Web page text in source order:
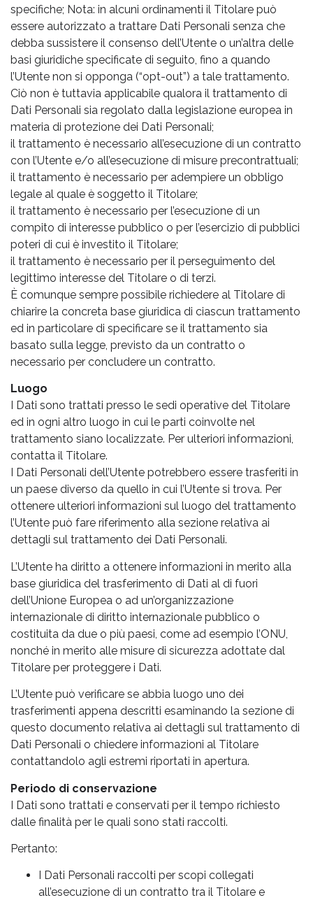
specifiche; Nota: in alcuni ordinamenti il Titolare può
essere autorizzato a trattare Dati Personali senza che
debba sussistere il consenso dell’Utente o un’altra delle
basi giuridiche specificate di seguito, fino a quando
l’Utente non si opponga (“opt-out”) a tale trattamento.
Ciò non è tuttavia applicabile qualora il trattamento di
Dati Personali sia regolato dalla legislazione europea in
materia di protezione dei Dati Personali;
il trattamento è necessario all’esecuzione di un contratto
con l’Utente e/o all’esecuzione di misure precontrattuali;
il trattamento è necessario per adempiere un obbligo
legale al quale è soggetto il Titolare;
il trattamento è necessario per l’esecuzione di un
compito di interesse pubblico o per l’esercizio di pubblici
poteri di cui è investito il Titolare;
il trattamento è necessario per il perseguimento del
legittimo interesse del Titolare o di terzi.
È comunque sempre possibile richiedere al Titolare di
chiarire la concreta base giuridica di ciascun trattamento
ed in particolare di specificare se il trattamento sia
basato sulla legge, previsto da un contratto o
necessario per concludere un contratto.
Luogo
I Dati sono trattati presso le sedi operative del Titolare
ed in ogni altro luogo in cui le parti coinvolte nel
trattamento siano localizzate. Per ulteriori informazioni,
contatta il Titolare.
I Dati Personali dell’Utente potrebbero essere trasferiti in
un paese diverso da quello in cui l’Utente si trova. Per
ottenere ulteriori informazioni sul luogo del trattamento
l’Utente può fare riferimento alla sezione relativa ai
dettagli sul trattamento dei Dati Personali.
L’Utente ha diritto a ottenere informazioni in merito alla
base giuridica del trasferimento di Dati al di fuori
dell’Unione Europea o ad un’organizzazione
internazionale di diritto internazionale pubblico o
costituita da due o più paesi, come ad esempio l’ONU,
nonché in merito alle misure di sicurezza adottate dal
Titolare per proteggere i Dati.
L’Utente può verificare se abbia luogo uno dei
trasferimenti appena descritti esaminando la sezione di
questo documento relativa ai dettagli sul trattamento di
Dati Personali o chiedere informazioni al Titolare
contattandolo agli estremi riportati in apertura.
Periodo di conservazione
I Dati sono trattati e conservati per il tempo richiesto
dalle finalità per le quali sono stati raccolti.
Pertanto:
I Dati Personali raccolti per scopi collegati
all’esecuzione di un contratto tra il Titolare e